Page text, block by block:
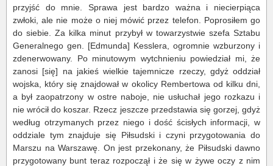
przyjść do mnie. Sprawa jest bardzo ważna i niecierpiąca
zwłoki, ale nie może o niej mówić przez telefon. Poprosiłem go
do siebie. Za kilka minut przybył w towarzystwie szefa Sztabu
Generalnego gen. [Edmunda] Kesslera, ogromnie wzburzony i
zdenerwowany. Po minutowym wytchnieniu powiedział mi, że
zanosi [się] na jakieś wielkie tajemnicze rzeczy, gdyż oddział
wojska, który się znajdował w okolicy Rembertowa od kilku dni,
a był zaopatrzony w ostre naboje, nie usłuchał jego rozkazu i
nie wrócił do koszar. Rzecz jeszcze przedstawia się gorzej, gdyż
według otrzymanych przez niego i dość ścisłych informacji, w
oddziale tym znajduje się Piłsudski i czyni przygotowania do
Marszu na Warszawę. On jest przekonany, że Piłsudski dawno
przygotowany bunt teraz rozpoczął i że się w żywe oczy z nim